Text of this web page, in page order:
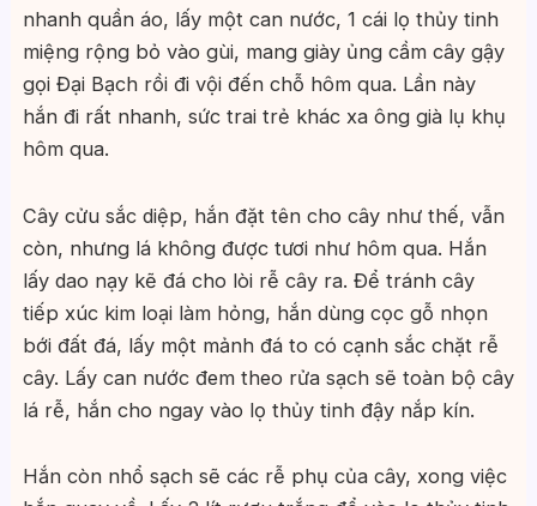
nhanh quần áo, lấy một can nước, 1 cái lọ thủy tinh
miệng rộng bỏ vào gùi, mang giày ủng cầm cây gậy
gọi Đại Bạch rồi đi vội đến chỗ hôm qua. Lần này
hắn đi rất nhanh, sức trai trẻ khác xa ông già lụ khụ
hôm qua.
Cây cửu sắc diệp, hắn đặt tên cho cây như thế, vẫn
còn, nhưng lá không được tươi như hôm qua. Hắn
lấy dao nạy kẽ đá cho lòi rễ cây ra. Để tránh cây
tiếp xúc kim loại làm hỏng, hắn dùng cọc gỗ nhọn
bới đất đá, lấy một mảnh đá to có cạnh sắc chặt rễ
cây. Lấy can nước đem theo rửa sạch sẽ toàn bộ cây
lá rễ, hắn cho ngay vào lọ thủy tinh đậy nắp kín.
Hắn còn nhổ sạch sẽ các rễ phụ của cây, xong việc